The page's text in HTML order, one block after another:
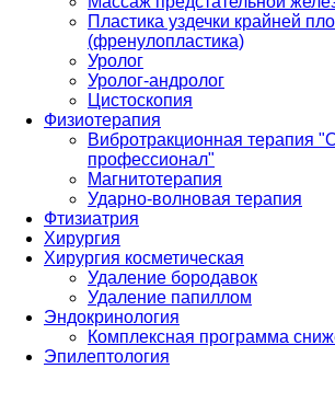
Пластика уздечки крайней
(френулопластика)
Уролог
Уролог-андролог
Цистоскопия
Физиотерапия
Вибротракционная терапия
профессионал"
Магнитотерапия
Ударно-волновая терапия
Фтизиатрия
Хирургия
Хирургия косметическая
Удаление бородавок
Удаление папиллом
Эндокринология
Комплексная программа
Эпилептология